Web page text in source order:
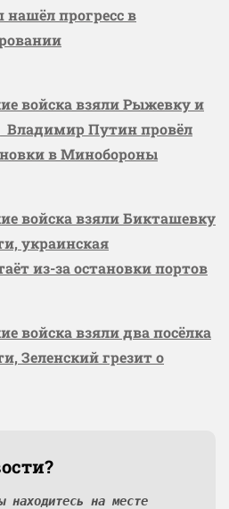
прогресс в
войска взяли Рыжевку и
Владимир Путин провёл
в Минобороны
войска взяли Бикташевку
украинская
из-за остановки портов
войска взяли два посёлка
Зеленский грезит о
находитесь на месте